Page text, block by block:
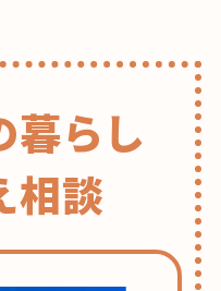
暮らし
相談